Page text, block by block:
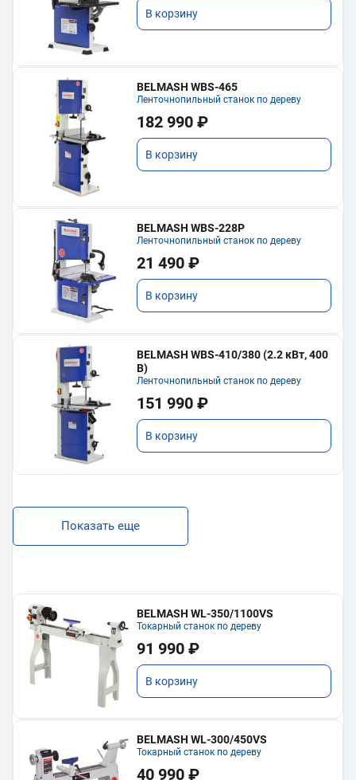
В корзину
BELMASH WBS-465
Ленточнопильный станок по дереву
182 990 ₽
В корзину
BELMASH WBS-228P
Ленточнопильный станок по дереву
21 490 ₽
В корзину
BELMASH WBS-410/380 (2.2 кВт, 400
В)
Ленточнопильный станок по дереву
151 990 ₽
В корзину
Показать еще
BELMASH WL-350/1100VS
Токарный станок по дереву
91 990 ₽
В корзину
BELMASH WL-300/450VS
Токарный станок по дереву
40 990 ₽